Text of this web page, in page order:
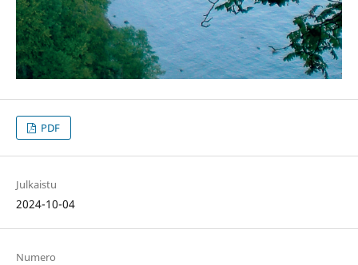
PDF
Julkaistu
2024-10-04
Numero